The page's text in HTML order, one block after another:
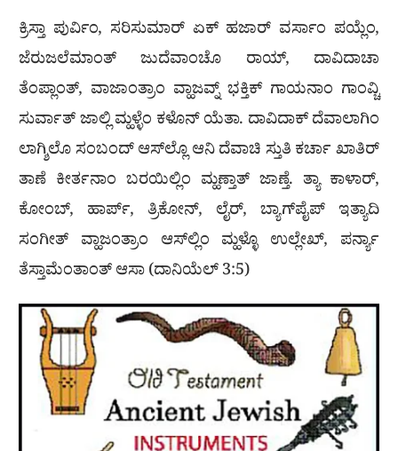
ಕ್ರಿಸ್ತಾ ಪುರ್ವಿಂ, ಸರಿಸುಮಾರ್ ಏಕ್ ಹಜಾರ್ ವರ್ಸಾಂ ಪಯ್ಲೆಂ,
ಜೆರುಜಲೆಮಾಂತ್ ಜುದೆವಾಂಚೊ ರಾಯ್, ದಾವಿದಾಚಾ
ತೆಂಪ್ಲಾಂತ್, ವಾಜಾಂತ್ರಾಂ ವ್ಹಾಜವ್ನ್ ಭಕ್ತಿಕ್ ಗಾಯನಾಂ ಗಾಂವ್ಚಿ
ಸುರ್ವಾತ್ ಜಾಲ್ಲಿ ಮ್ಹಳ್ಳೆಂ ಕಳೊನ್ ಯೆತಾ. ದಾವಿದಾಕ್ ದೆವಾಲಾಗಿಂ
ಲಾಗ್ಶಿಲೊ ಸಂಬಂದ್ ಆಸ್‌ಲ್ಲೊ ಆನಿ ದೆವಾಚಿ ಸ್ತುತಿ ಕರ್ಚಾ ಖಾತಿರ್
ತಾಣೆ ಕೀರ್ತನಾಂ ಬರಯಿಲ್ಲಿಂ ಮ್ಹಣ್ತಾತ್ ಜಾಣ್ತೆ. ತ್ಯಾ ಕಾಳಾರ್,
ಕೋಂಬ್, ಹಾರ್ಪ್, ತ್ರಿಕೋನ್, ಲೈರ್, ಬ್ಯಾಗ್‌ಪೈಪ್ ಇತ್ಯಾದಿ
ಸಂಗೀತ್ ವ್ಹಾಜಂತ್ರಾಂ ಆಸ್‌ಲ್ಲಿಂ ಮ್ಹಳ್ಳೊ ಉಲ್ಲೇಖ್, ಪರ್ನ್ಯಾ
ತೆಸ್ತಾಮೆಂತಾಂತ್ ಆಸಾ (ದಾನಿಯೆಲ್ 3:5)